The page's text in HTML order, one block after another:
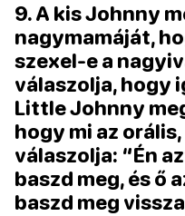
9. A kis Johnny
nagymamáját,
szexel-e a
válaszolja, hogy
Little Johnny
hogy mi az
válaszolja: “Én
baszd meg, és ő
baszd meg